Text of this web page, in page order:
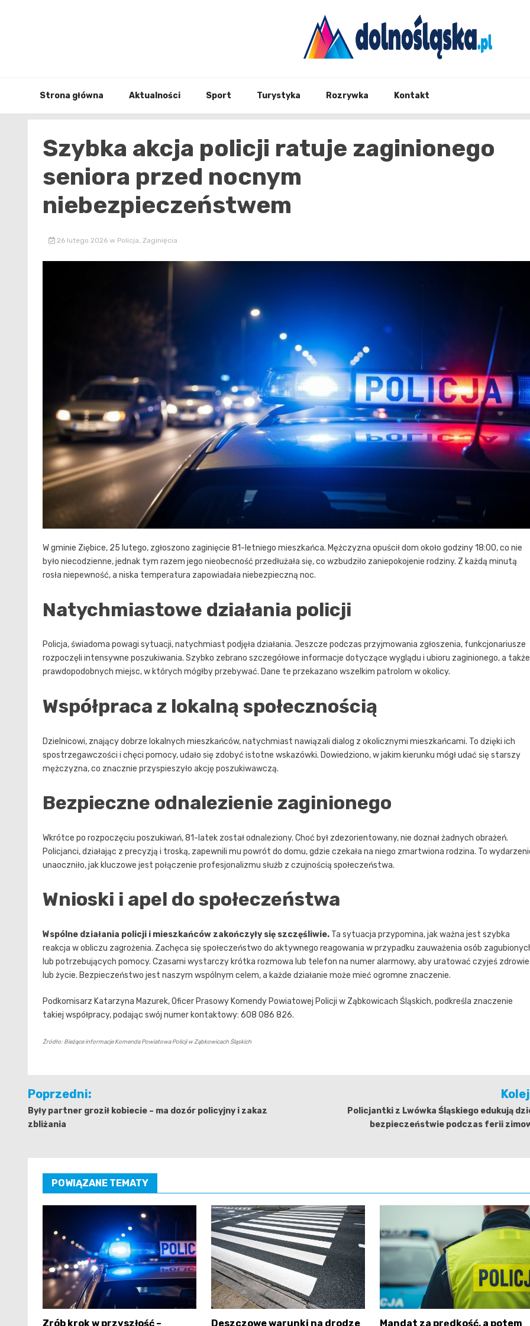
Strona główna Aktualności Sport Turystyka Rozrywka Kontakt
Szybka akcja policji ratuje zaginionego
seniora przed nocnym
niebezpieczeństwem
26 lutego 2026 w Policja, Zaginięcia
W gminie Ziębice, 25 lutego, zgłoszono zaginięcie 81-letniego mieszkańca. Mężczyzna opuścił dom około godziny 18:00, co nie
było niecodzienne, jednak tym razem jego nieobecność przedłużała się, co wzbudziło zaniepokojenie rodziny. Z każdą minutą
rosła niepewność, a niska temperatura zapowiadała niebezpieczną noc.
Natychmiastowe działania policji
Policja, świadoma powagi sytuacji, natychmiast podjęła działania. Jeszcze podczas przyjmowania zgłoszenia, funkcjonariusze
rozpoczęli intensywne poszukiwania. Szybko zebrano szczegółowe informacje dotyczące wyglądu i ubioru zaginionego, a także
prawdopodobnych miejsc, w których mógłby przebywać. Dane te przekazano wszelkim patrolom w okolicy.
Współpraca z lokalną społecznością
Dzielnicowi, znający dobrze lokalnych mieszkańców, natychmiast nawiązali dialog z okolicznymi mieszkańcami. To dzięki ich
spostrzegawczości i chęci pomocy, udało się zdobyć istotne wskazówki. Dowiedziono, w jakim kierunku mógł udać się starszy
mężczyzna, co znacznie przyspieszyło akcję poszukiwawczą.
Bezpieczne odnalezienie zaginionego
Wkrótce po rozpoczęciu poszukiwań, 81-latek został odnaleziony. Choć był zdezorientowany, nie doznał żadnych obrażeń.
Policjanci, działając z precyzją i troską, zapewnili mu powrót do domu, gdzie czekała na niego zmartwiona rodzina. To
unaoczniło, jak kluczowe jest połączenie profesjonalizmu służb z czujnością społeczeństwa.
Wnioski i apel do społeczeństwa
Wspólne działania policji i mieszkańców zakończyły się szczęśliwie. Ta sytuacja przypomina, jak ważna jest szybka
reakcja w obliczu zagrożenia. Zachęca się społeczeństwo do aktywnego reagowania w przypadku zauważenia osób
lub potrzebujących pomocy. Czasami wystarczy krótka rozmowa lub telefon na numer alarmowy, aby uratować czyjeś zdrowie
lub życie. Bezpieczeństwo jest naszym wspólnym celem, a każde działanie może mieć ogromne znaczenie.
Podkomisarz Katarzyna Mazurek, Oficer Prasowy Komendy Powiatowej Policji w Ząbkowicach Śląskich, podkreśla znaczenie
takiej współpracy, podając swój numer kontaktowy: 608 086 826.
Źródło: Bieżące informacje Komenda Powiatowa Policji w Ząbkowicach Śląskich
Nawigacja
wpisu
Poprzedni:
Były partner groził kobiecie – ma dozór policyjny i zakaz
zbliżania
Policjantki z Lwówka Śląskiego edukują
bezpieczeństwie podczas ferii
POWIĄZANE TEMATY
Zrób krok w przyszłość – Deszczowe warunki na drodze Mandat za prędkość, a potem